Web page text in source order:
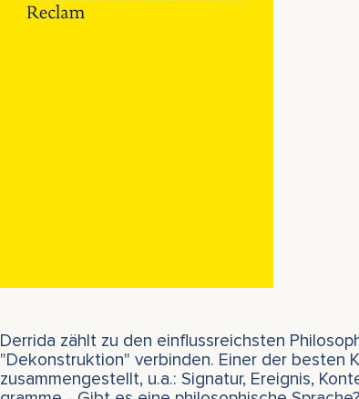
Derrida zählt zu den einflussreichsten
"Dekonstruktion" verbinden. Einer der besten
zusammengestellt, u.a.: Signatur, Ereignis,